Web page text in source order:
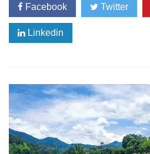
Facebook Twitter
Linkedin